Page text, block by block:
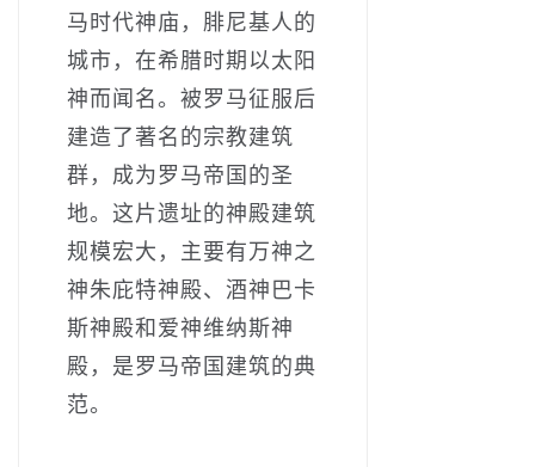
马时代神庙，腓尼基人的
城市，在希腊时期以太阳
神而闻名。被罗马征服后
建造了著名的宗教建筑
群，成为罗马帝国的圣
地。这片遗址的神殿建筑
规模宏大，主要有万神之
神朱庇特神殿、酒神巴卡
斯神殿和爱神维纳斯神
殿，是罗马帝国建筑的典
范。